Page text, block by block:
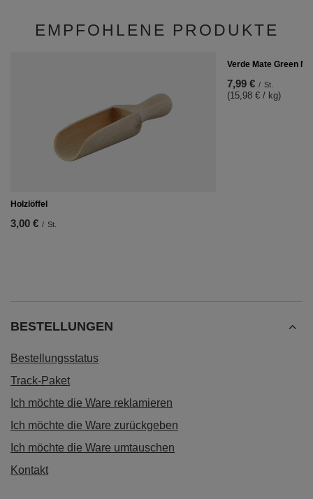
EMPFOHLENE PRODUKTE
Holzlöffel
3,00 € / St.
Verde Mate Green
7,99 € / St.
(15,98 € / kg)
BESTELLUNGEN
Bestellungsstatus
Track-Paket
Ich möchte die Ware reklamieren
Ich möchte die Ware zurückgeben
Ich möchte die Ware umtauschen
Kontakt